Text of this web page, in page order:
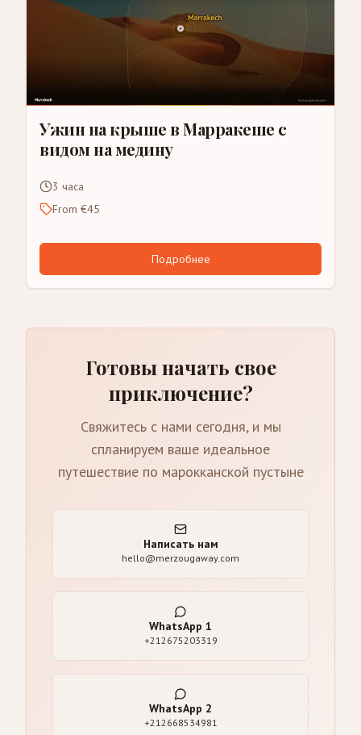
Ужин на крыше в Марракеше с
видом на медину
3 часа
From €45
Подробнее
Готовы начать свое
приключение?
Свяжитесь с нами сегодня, и мы
спланируем ваше идеальное
путешествие по марокканской пустыне
Написать нам
hello@merzougaway.com
WhatsApp 1
+212675203319
WhatsApp 2
+212668534981